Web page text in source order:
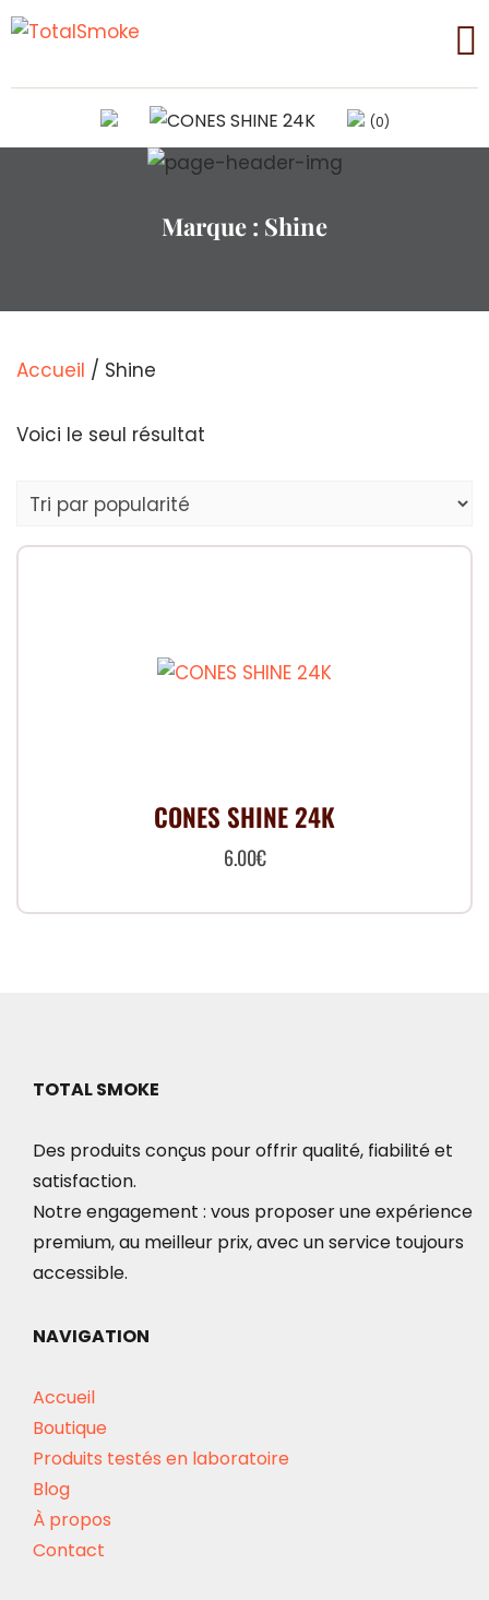
(0)
Marque : Shine
Accueil / Shine
Voici le seul résultat
CONES SHINE 24K
6.00€
TOTAL SMOKE
Des produits conçus pour offrir qualité, fiabilité et
satisfaction.
Notre engagement : vous proposer une expérience
premium, au meilleur prix, avec un service toujours
accessible.
NAVIGATION
Accueil
Boutique
Produits testés en laboratoire
Blog
À propos
Contact